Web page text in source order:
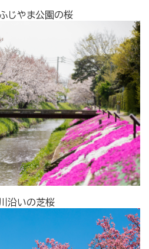
じやま公園の桜
沿いの芝桜